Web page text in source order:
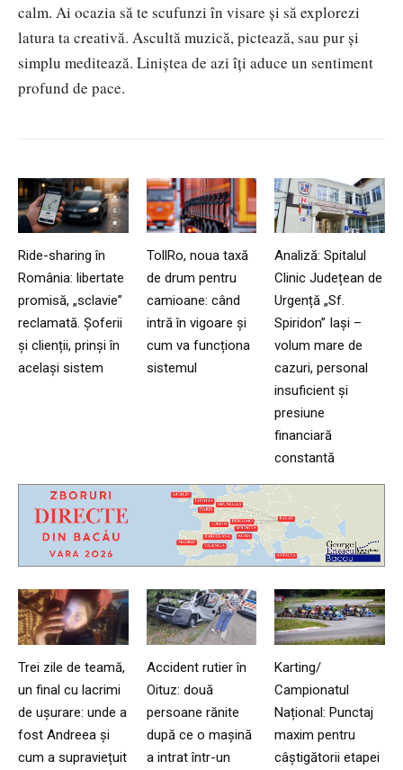
calm. Ai ocazia să te scufunzi în visare și să explorezi
latura ta creativă. Ascultă muzică, pictează, sau pur și
simplu meditează. Liniștea de azi îți aduce un sentiment
profund de pace.
Ride-sharing în
România: libertate
promisă, „sclavie”
reclamată. Șoferii
și clienții, prinși în
același sistem
TollRo, noua taxă
de drum pentru
camioane: când
intră în vigoare și
cum va funcționa
sistemul
Analiză: Spitalul
Clinic Județean de
Urgență „Sf.
Spiridon” Iași –
volum mare de
cazuri, personal
insuficient și
presiune
financiară
constantă
Trei zile de teamă,
un final cu lacrimi
de ușurare: unde a
fost Andreea și
cum a supraviețuit
Accident rutier în
Oituz: două
persoane rănite
după ce o mașină
a intrat într-un
Karting/
Campionatul
Național: Punctaj
maxim pentru
câștigătorii etapei